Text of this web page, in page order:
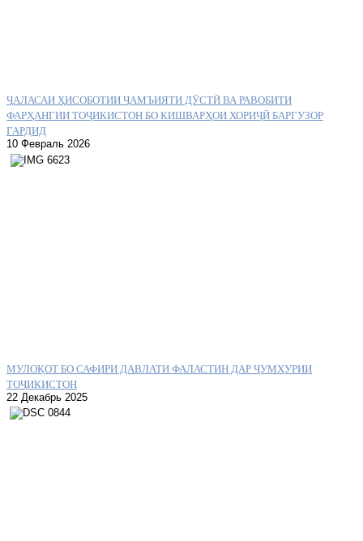
ҶАЛАСАИ ҲИСОБОТИИ ҶАМЪИЯТИ ДӮСТӢ ВА РАВОБИТИ
ФАРҲАНГИИ ТОҶИКИСТОН БО КИШВАРҲОИ ХОРИҶӢ БАРГУЗОР
ГАРДИД
10 Февраль 2026
МУЛОҚОТ БО САФИРИ ДАВЛАТИ ФАЛАСТИН ДАР ҶУМҲУРИИ
ТОҶИКИСТОН
22 Декабрь 2025